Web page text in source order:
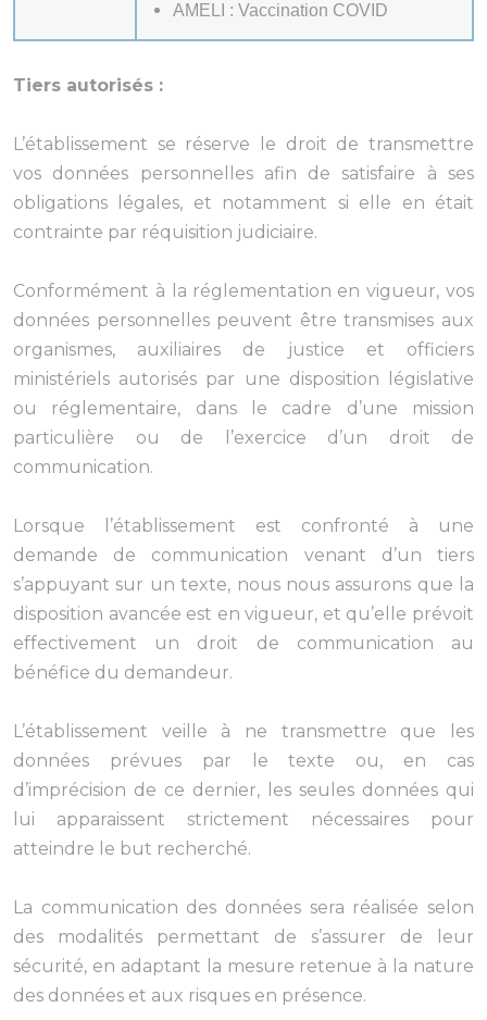
AMELI : Vaccination COVID
Tiers autorisés :
L’établissement se réserve le droit de transmettre
vos données personnelles afin de satisfaire à ses
obligations légales, et notamment si elle en était
contrainte par réquisition judiciaire.
Conformément à la réglementation en vigueur, vos
données personnelles peuvent être transmises aux
organismes, auxiliaires de justice et officiers
ministériels autorisés par une disposition législative
ou réglementaire, dans le cadre d’une mission
particulière ou de l’exercice d’un droit de
communication.
Lorsque l’établissement est confronté à une
demande de communication venant d’un tiers
s’appuyant sur un texte, nous nous assurons que la
disposition avancée est en vigueur, et qu’elle prévoit
effectivement un droit de communication au
bénéfice du demandeur.
L’établissement veille à ne transmettre que les
données prévues par le texte ou, en cas
d’imprécision de ce dernier, les seules données qui
lui apparaissent strictement nécessaires pour
atteindre le but recherché.
La communication des données sera réalisée selon
des modalités permettant de s’assurer de leur
sécurité, en adaptant la mesure retenue à la nature
des données et aux risques en présence.